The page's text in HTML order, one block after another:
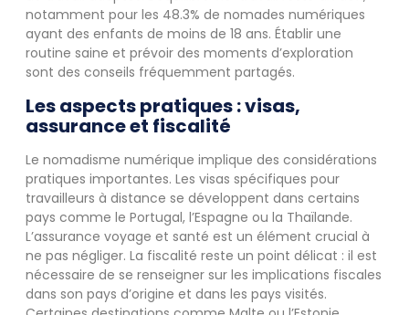
notamment pour les 48.3% de nomades numériques
ayant des enfants de moins de 18 ans. Établir une
routine saine et prévoir des moments d’exploration
sont des conseils fréquemment partagés.
Les aspects pratiques : visas,
assurance et fiscalité
Le nomadisme numérique implique des considérations
pratiques importantes. Les visas spécifiques pour
travailleurs à distance se développent dans certains
pays comme le Portugal, l’Espagne ou la Thaïlande.
L’assurance voyage et santé est un élément crucial à
ne pas négliger. La fiscalité reste un point délicat : il est
nécessaire de se renseigner sur les implications fiscales
dans son pays d’origine et dans les pays visités.